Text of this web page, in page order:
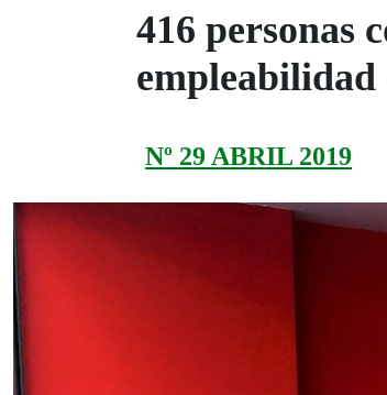
416 personas
Nº 29 ABRIL 2019